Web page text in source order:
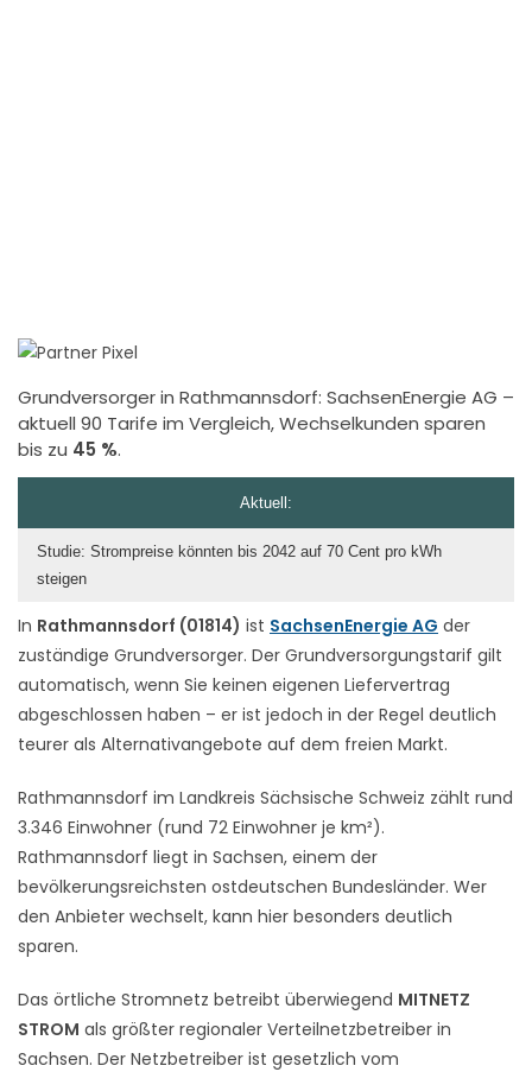
Grundversorger in Rathmannsdorf: SachsenEnergie AG –
aktuell 90 Tarife im Vergleich, Wechselkunden sparen
bis zu 45 %.
In Rathmannsdorf (01814) ist SachsenEnergie AG der
zuständige Grundversorger. Der Grundversorgungstarif gilt
automatisch, wenn Sie keinen eigenen Liefervertrag
abgeschlossen haben – er ist jedoch in der Regel deutlich
teurer als Alternativangebote auf dem freien Markt.
Rathmannsdorf im Landkreis Sächsische Schweiz zählt rund
3.346 Einwohner (rund 72 Einwohner je km²).
Rathmannsdorf liegt in Sachsen, einem der
bevölkerungsreichsten ostdeutschen Bundesländer. Wer
den Anbieter wechselt, kann hier besonders deutlich
sparen.
Das örtliche Stromnetz betreibt überwiegend MITNETZ
STROM als größter regionaler Verteilnetzbetreiber in
Sachsen. Der Netzbetreiber ist gesetzlich vom
Aktuell:
Studie: Strompreise könnten bis 2042 auf 70 Cent pro kWh
steigen